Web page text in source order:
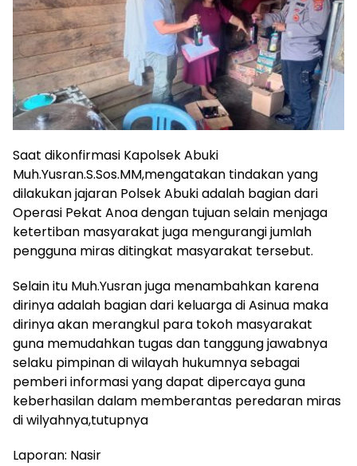
Saat dikonfirmasi Kapolsek Abuki
Muh.Yusran.S.Sos.MM,mengatakan tindakan yang
dilakukan jajaran Polsek Abuki adalah bagian dari
Operasi Pekat Anoa dengan tujuan selain menjaga
ketertiban masyarakat juga mengurangi jumlah
pengguna miras ditingkat masyarakat tersebut.
Selain itu Muh.Yusran juga menambahkan karena
dirinya adalah bagian dari keluarga di Asinua maka
dirinya akan merangkul para tokoh masyarakat
guna memudahkan tugas dan tanggung jawabnya
selaku pimpinan di wilayah hukumnya sebagai
pemberi informasi yang dapat dipercaya guna
keberhasilan dalam memberantas peredaran miras
di wilyahnya,tutupnya
Laporan: Nasir